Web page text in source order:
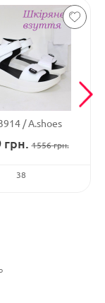
A.shoes
грн. 1556грн.
38